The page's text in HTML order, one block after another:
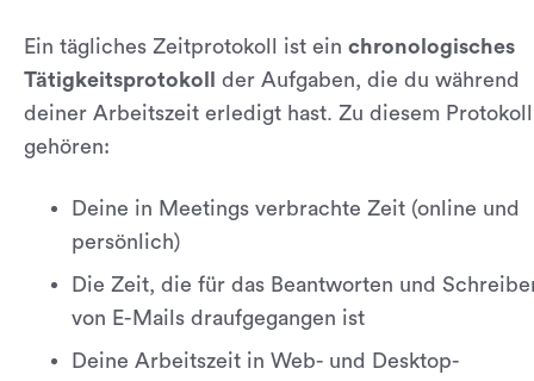
Ein tägliches Zeitprotokoll ist ein chronologisches
Tätigkeitsprotokoll
der Aufgaben, die du während
deiner Arbeitszeit erledigt hast. Zu diesem Protokoll
gehören:
Deine in Meetings verbrachte Zeit (online und
persönlich)
Die Zeit, die für das Beantworten und
von E-Mails draufgegangen ist
Deine Arbeitszeit in Web- und Desktop-